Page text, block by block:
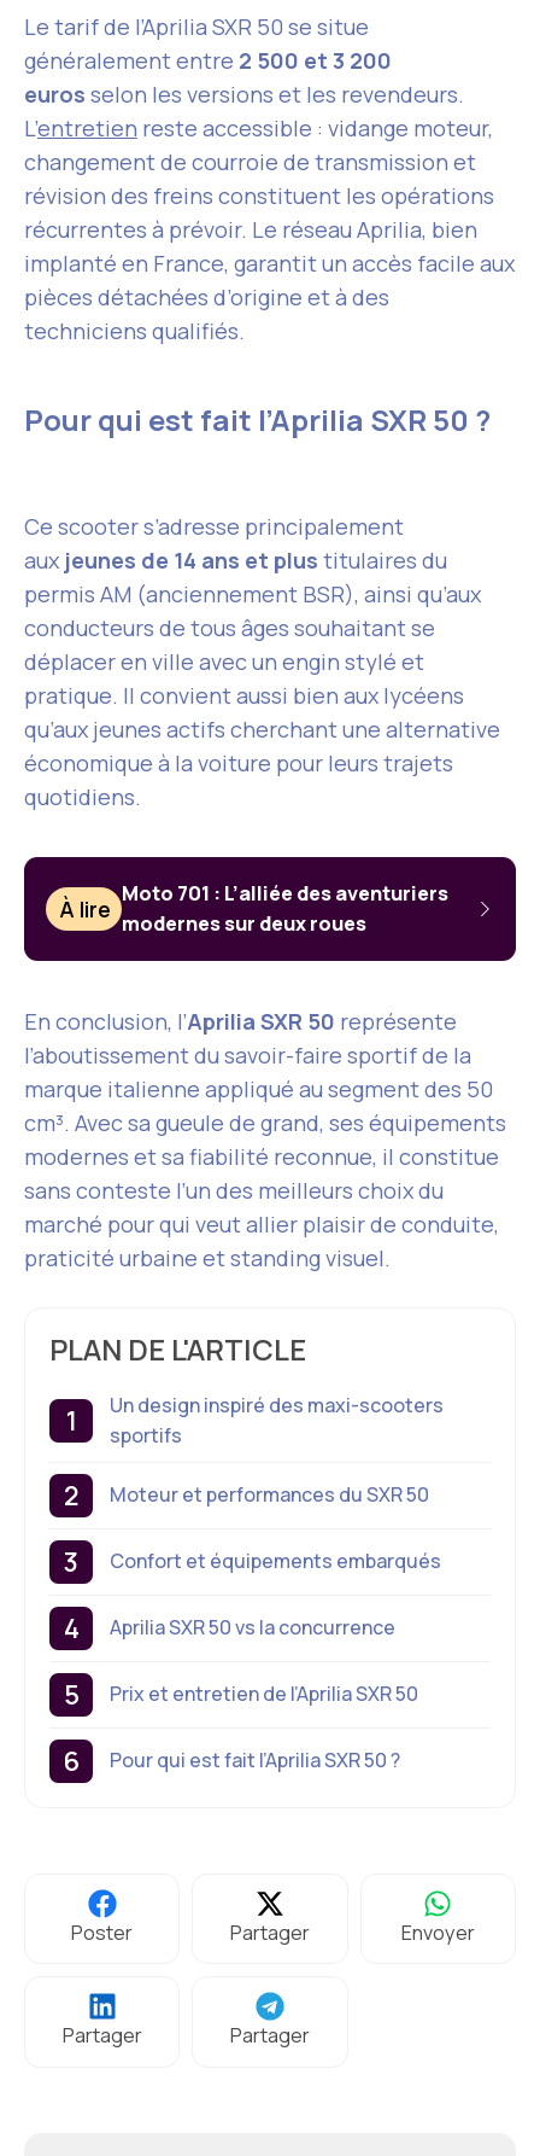
Le tarif de l’Aprilia SXR 50 se situe
généralement entre 2 500 et 3 200
euros selon les versions et les revendeurs.
L’entretien reste accessible : vidange moteur,
changement de courroie de transmission et
révision des freins constituent les opérations
récurrentes à prévoir. Le réseau Aprilia, bien
implanté en France, garantit un accès facile aux
pièces détachées d’origine et à des
techniciens qualifiés.
Pour qui est fait l’Aprilia SXR 50 ?
Ce scooter s’adresse principalement
aux jeunes de 14 ans et plus titulaires du
permis AM (anciennement BSR), ainsi qu’aux
conducteurs de tous âges souhaitant se
déplacer en ville avec un engin stylé et
pratique. Il convient aussi bien aux lycéens
qu’aux jeunes actifs cherchant une alternative
économique à la voiture pour leurs trajets
quotidiens.
À lire
Moto 701 : L’alliée des aventuriers
modernes sur deux roues
En conclusion, l’Aprilia SXR 50 représente
l’aboutissement du savoir-faire sportif de la
marque italienne appliqué au segment des 50
cm³. Avec sa gueule de grand, ses équipements
modernes et sa fiabilité reconnue, il constitue
sans conteste l’un des meilleurs choix du
marché pour qui veut allier plaisir de conduite,
praticité urbaine et standing visuel.
PLAN DE L'ARTICLE
Un design inspiré des maxi-scooters
sportifs
Moteur et performances du SXR 50
Confort et équipements embarqués
Aprilia SXR 50 vs la concurrence
Prix et entretien de l’Aprilia SXR 50
Pour qui est fait l’Aprilia SXR 50 ?
Poster Partager Envoyer
Partager Partager